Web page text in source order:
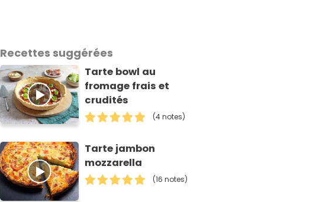
Recettes suggérées
Tarte bowl au
fromage frais et
crudités
(4 notes)
Tarte jambon
mozzarella
(16 notes)